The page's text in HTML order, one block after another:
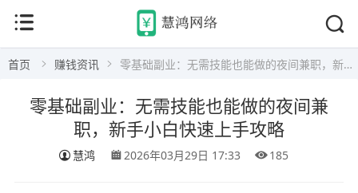
首页 赚钱资讯 零基础副业：无需技能也能做的夜间兼职，新手小白快速上手攻略
零基础副业：无需技能也能做的夜间兼
职，新手小白快速上手攻略
慧鸿 2026年03月29日 17:33 185